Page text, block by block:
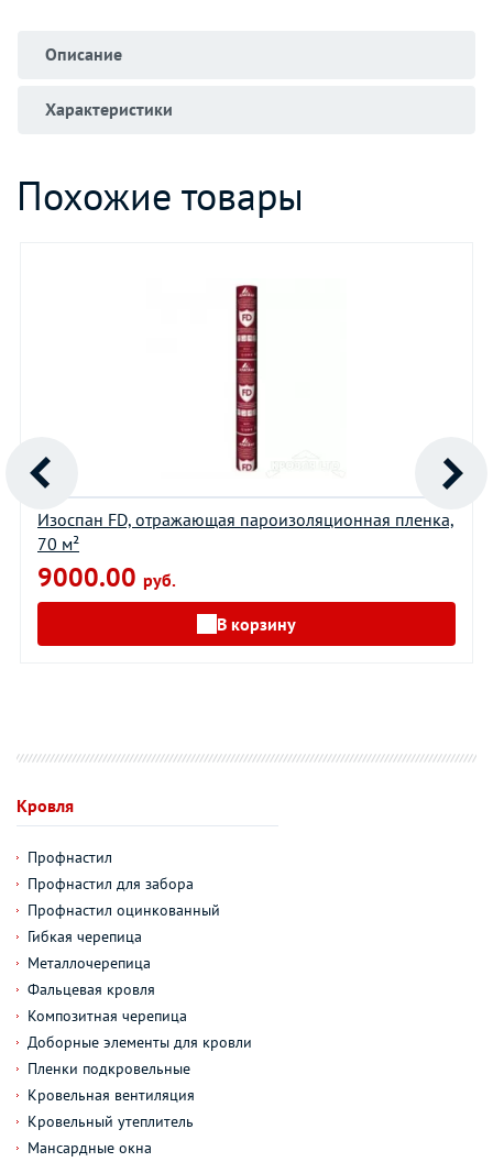
Описание
Характеристики
Похожие товары
Изоспан FD, отражающая пароизоляционная пленка,
70 м²
9000.00 руб.
В корзину
Кровля
Профнастил
Профнастил для забора
Профнастил оцинкованный
Гибкая черепица
Металлочерепица
Фальцевая кровля
Композитная черепица
Доборные элементы для кровли
Пленки подкровельные
Кровельная вентиляция
Кровельный утеплитель
Мансардные окна